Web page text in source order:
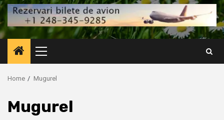
Primary
Menu
Home Mugurel
Mugurel